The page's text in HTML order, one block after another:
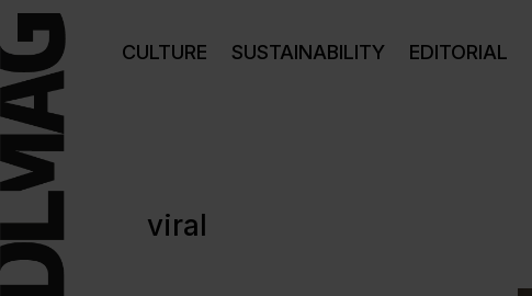
CULTURE SUSTAINABILITY EDITORIAL
viral